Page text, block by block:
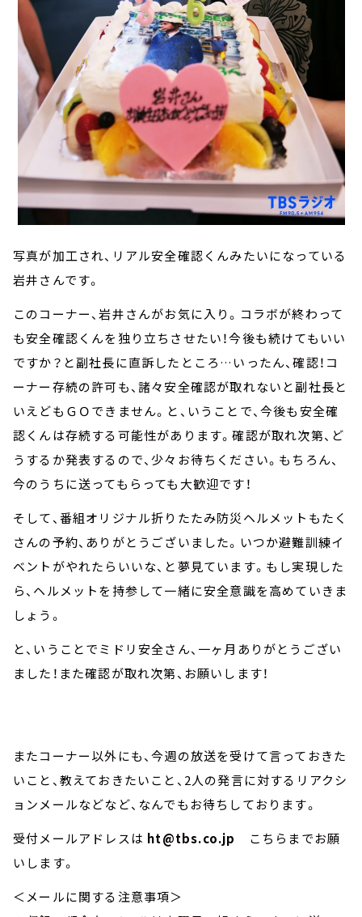
写真が加工され、リアル安全確認くんみたいになっている
岩井さんです。
このコーナー、岩井さんがお気に入り。コラボが終わって
も安全確認くんを独り立ちさせたい！今後も続けてもいい
ですか？と副社長に直訴したところ…いったん、確認！コ
ーナー存続の許可も、諸々安全確認が取れないと副社長と
いえどもＧＯできません。と、いうことで、今後も安全確
認くんは存続する可能性があります。確認が取れ次第、ど
うするか発表するので、少々お待ちください。もちろん、
今のうちに送ってもらっても大歓迎です！
そして、番組オリジナル折りたたみ防災ヘルメットもたく
さんの予約、ありがとうございました。いつか避難訓練イ
ベントがやれたらいいな、と夢見ています。もし実現した
ら、ヘルメットを持参して一緒に安全意識を高めていきま
しょう。
と、いうことでミドリ安全さん、一ヶ月ありがとうござい
ました！また確認が取れ次第、お願いします！
またコーナー以外にも、今週の放送を受けて言っておきた
いこと、教えておきたいこと、2人の発言に対するリアクシ
ョンメールなどなど、なんでもお待ちしております。
受付メールアドレスは ht@tbs.co.jp
こちらまでお願
いします。
＜メールに関する注意事項＞